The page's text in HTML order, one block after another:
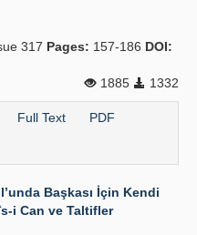
317 Pages: 157-186 DOI:
1885
1332
Full Text PDF
Başkası İçin Kendi
i Can ve Taltifler